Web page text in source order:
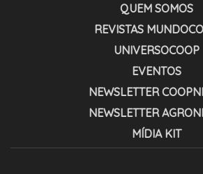
QUEM SOMOS
REVISTAS
UNIVERSOCOOP
EVENTOS
NEWSLETTER
NEWSLETTER
MÍDIA KIT